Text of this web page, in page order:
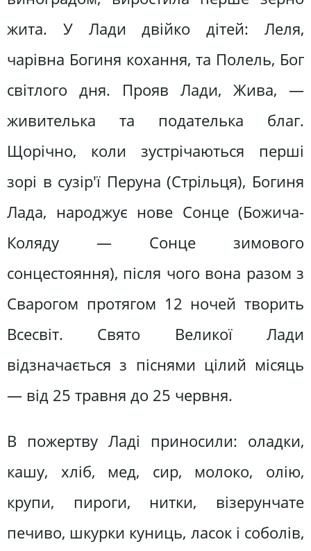
жита. У Лади двійко дітей: Леля,
чарівна Богиня кохання, та Полель, Бог
світлого дня. Прояв Лади, Жива, —
живителька та подателька благ.
Щорічно, коли зустрічаються перші
зорі в сузір'ї Перуна (Стрільця), Богиня
Лада, народжує нове Сонце (Божича-
Коляду — Сонце зимового
сонцестояння), після чого вона разом з
Сварогом протягом 12 ночей творить
Всесвіт. Свято Великої Лади
відзначається з піснями цілий місяць
— від 25 травня до 25 червня.
В пожертву Ладі приносили: оладки,
кашу, хліб, мед, сир, молоко, олію,
крупи, пироги, нитки, візерунчате
печиво, шкурки куниць, ласок і соболів,